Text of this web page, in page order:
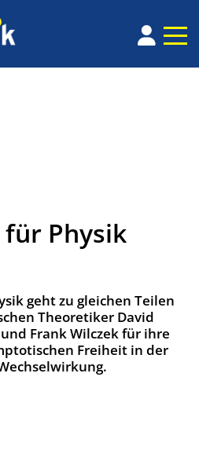
Physik
geht zu gleichen Teilen
Theoretiker David
Frank Wilczek für ihre
Freiheit in der